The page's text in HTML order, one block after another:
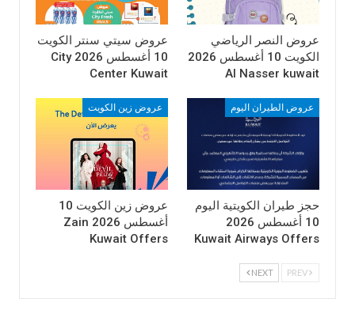
عروض النصر الرياضي
الكويت 10 أغسطس 2026
Al Nasser kuwait
عروض سيتي سنتر الكويت
10 أغسطس 2026 City
Center Kuwait
عروض الطيران اليوم
حجز طيران الكويتية اليوم
10 أغسطس 2026
Kuwait Airways Offers
عروض زين الكويت
عروض زين الكويت 10
أغسطس 2026 Zain
Kuwait Offers
NEXT